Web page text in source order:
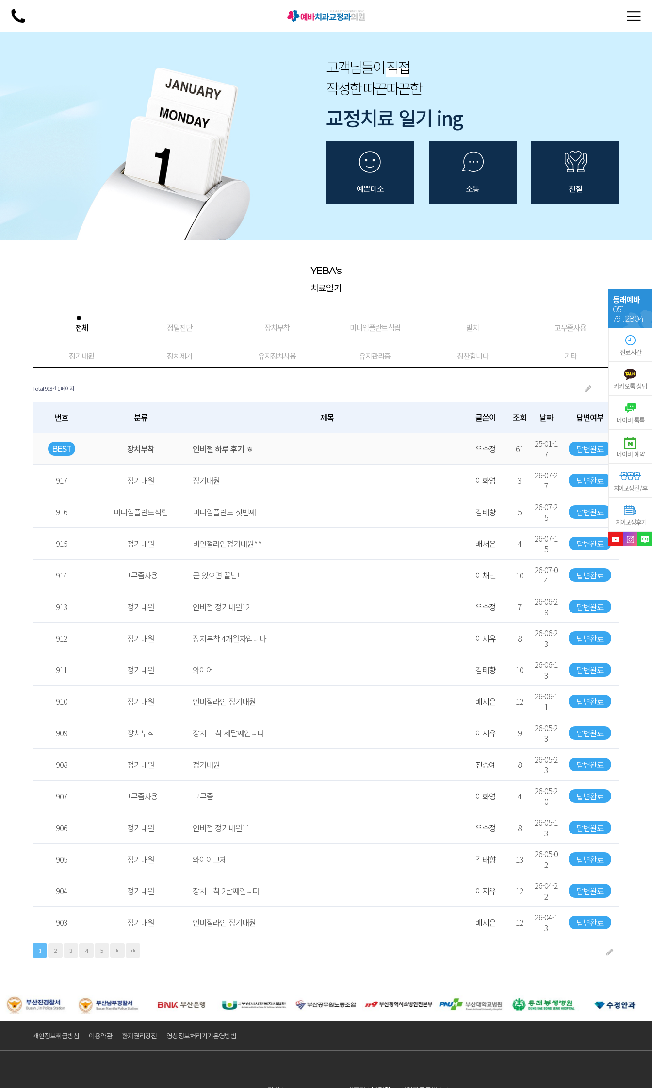
×
고객님들이직접
작성한 따끈따끈한
교정치료 일기 ing
예쁜미소 소통 친절
YEBA's
치료일기
전체 정밀진단 장치부착 미니임플란트식립 발치 고무줄사용
정기내원 장치제거 유지장치사용 유지관리중 칭찬합니다 기타
Total 918건1 페이지
번호 분류 제목 글쓴이 조회 날짜 답변여부
BEST 장치부착 인비절 하루 후기 ㅎ 우수정 61
25-01-1
7
답변완료
917 정기내원 정기내원 이화영 3
26-07-2
7
답변완료
916 미니임플란트식립 미니임플란트 첫번째 김태향 5
26-07-2
5
답변완료
915 정기내원 비인절라인정기내원^^ 배서은 4
26-07-1
5
답변완료
914 고무줄사용 곧 있으면 끝남! 이채민 10
26-07-0
4
답변완료
913 정기내원 인비절 정기내원12 우수정 7
26-06-2
9
답변완료
912 정기내원 장치부착 4개월차입니다 이지유 8
26-06-2
3
답변완료
911 정기내원 와이어 김태향 10
26-06-1
3
답변완료
910 정기내원 인비절라인 정기내원 배서은 12
26-06-1
1
답변완료
909 장치부착 장치 부착 세달째입니다 이지유 9
26-05-2
3
답변완료
908 정기내원 정기내원 전승예 8
26-05-2
3
답변완료
907 고무줄사용 고무줄 이화영 4
26-05-2
0
답변완료
906 정기내원 인비절 정기내원11 우수정 8
26-05-1
3
답변완료
905 정기내원 와이어교체 김태향 13
26-05-0
2
답변완료
904 정기내원 장치부착 2달째입니다 이지유 12
26-04-2
2
답변완료
903 정기내원 인비절라인 정기내원 배서은 12
26-04-1
3
답변완료
1 2 3 4 5
동래예바
051.
791. 2804
진료시간
카카오톡 상담
네이버 톡톡
네이버 예약
치아교정 전 / 후
치아교정 후기
개인정보취급방침 이용약관 환자권리장전 영상정보처리기기운영방법